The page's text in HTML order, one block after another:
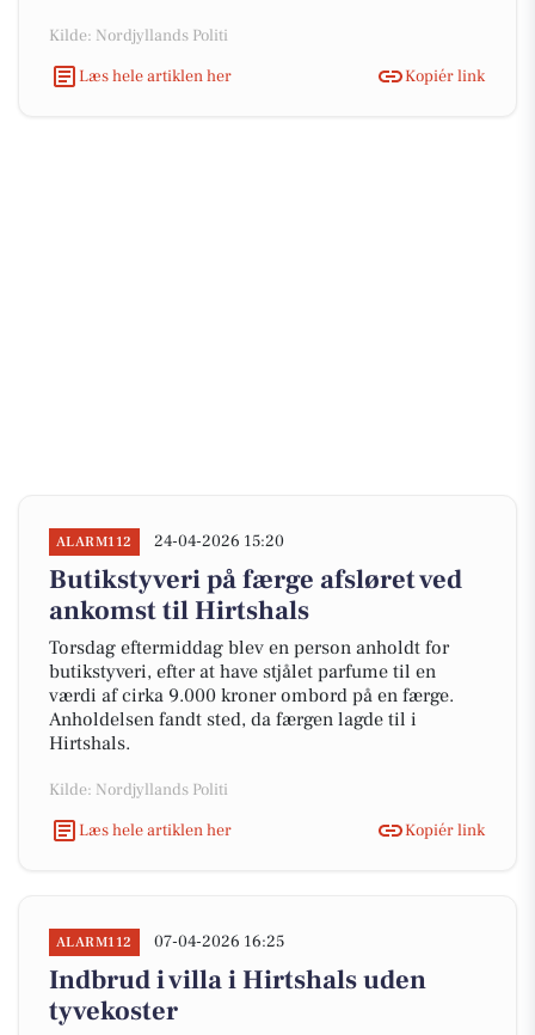
Kilde: Nordjyllands Politi
Læs hele artiklen her
Kopiér link
ALARM112 24-04-2026 15:20
Butikstyveri på færge afsløret ved
ankomst til Hirtshals
Torsdag eftermiddag blev en person anholdt for
butikstyveri, efter at have stjålet parfume til en
værdi af cirka 9.000 kroner ombord på en færge.
Anholdelsen fandt sted, da færgen lagde til i
Hirtshals.
Kilde: Nordjyllands Politi
Læs hele artiklen her
Kopiér link
ALARM112 07-04-2026 16:25
Indbrud i villa i Hirtshals uden
tyvekoster